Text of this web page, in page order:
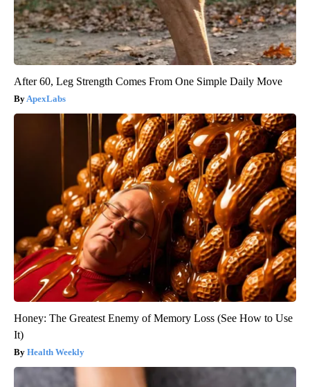
After 60, Leg Strength Comes From One Simple Daily Move
ApexLabs
Honey: The Greatest Enemy of Memory Loss (See How to Use
It)
Health Weekly